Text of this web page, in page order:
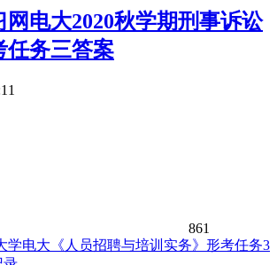
网电大2020秋学期刑事诉讼
任务三答案
861